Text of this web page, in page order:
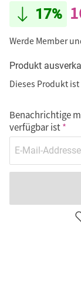
17%
Werde Member
Produkt
Dieses Produkt
Benachrichtige
verfügbar ist